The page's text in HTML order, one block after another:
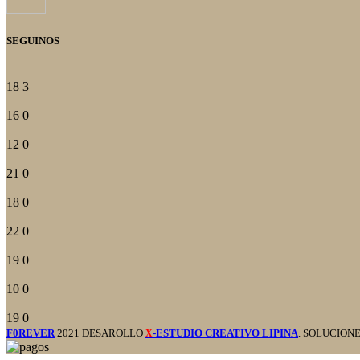
SEGUINOS
18 3
16 0
12 0
21 0
18 0
22 0
19 0
10 0
19 0
F0REVER 2021 DESAROLLO X-ESTUDIO CREATIVO LIPINA.